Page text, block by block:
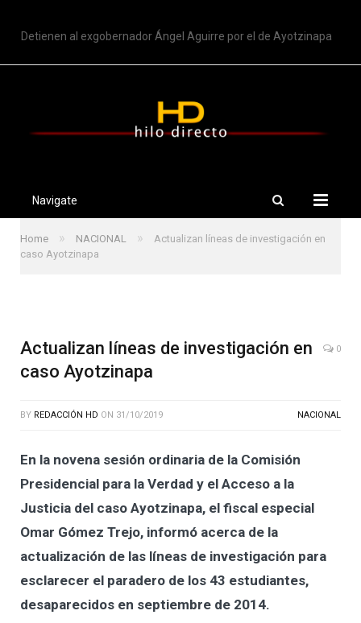
Detienen al exgobernador Ángel Aguirre por el de Ayotzinapa
Navigate
Home » NACIONAL »
Actualizan líneas de investigación en
caso Ayotzinapa
Actualizan líneas de investigación en
caso Ayotzinapa
0
BY REDACCIÓN HD ON 31/10/2019 NACIONAL
En la novena sesión ordinaria de la Comisión
Presidencial para la Verdad y el Acceso a la
Justicia del caso Ayotzinapa, el fiscal especial
Omar Gómez Trejo, informó acerca de la
actualización de las líneas de investigación para
esclarecer el paradero de los 43 estudiantes,
desaparecidos en septiembre de 2014.